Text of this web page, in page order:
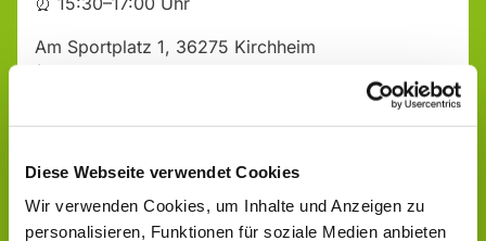
Diese Webseite verwendet Cookies
Wir verwenden Cookies, um Inhalte und Anzeigen zu
personalisieren, Funktionen für soziale Medien anbieten
Am Sportplatz 1, 36275 Kirchheim